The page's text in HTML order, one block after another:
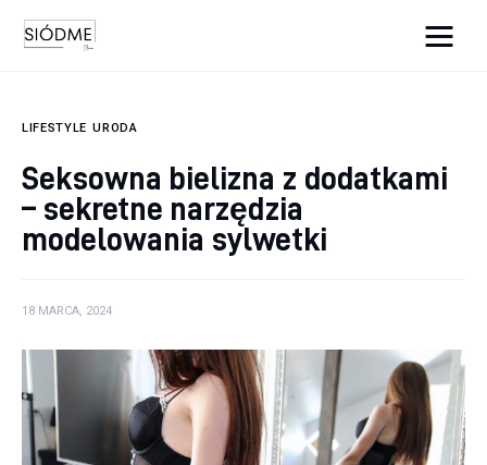
Uroda
Edukacja
Dom i ogród
Więcej
LIFESTYLE URODA
Seksowna bielizna z dodatkami
– sekretne narzędzia
modelowania sylwetki
18 MARCA, 2024